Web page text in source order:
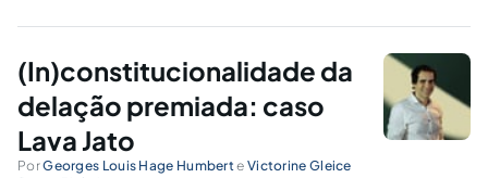
banco dos réus, condenando-se 344 acusados em primeira
(In)constitucionalidade da
delação premiada: caso
Lava Jato
PorGeorges Louis Hage Humbert e Victorine Gleice